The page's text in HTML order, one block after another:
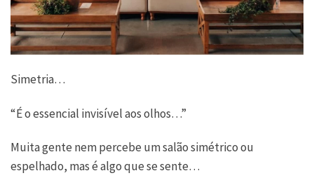
Simetria…
“É o essencial invisível aos olhos…”
Muita gente nem percebe um salão simétrico ou
espelhado, mas é algo que se sente…